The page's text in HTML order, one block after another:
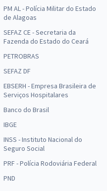
PM AL - Polícia Militar do Estado
de Alagoas
SEFAZ CE - Secretaria da
Fazenda do Estado do Ceará
PETROBRAS
SEFAZ DF
EBSERH - Empresa Brasileira de
Serviços Hospitalares
Banco do Brasil
IBGE
INSS - Instituto Nacional do
Seguro Social
PRF - Polícia Rodoviária Federal
PND